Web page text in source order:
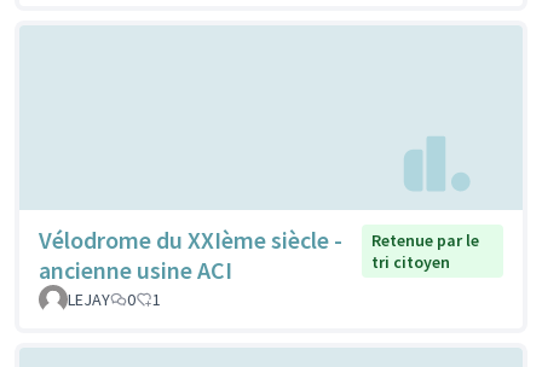
Vélodrome du XXIème siècle -
ancienne usine ACI
Retenue par le
tri citoyen
LEJAY
0 1